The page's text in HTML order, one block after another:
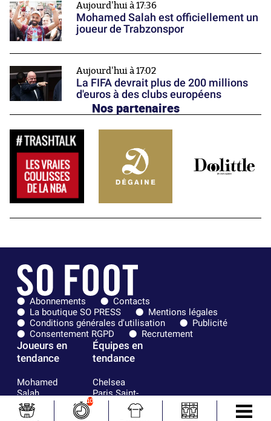
Aujourd'hui à 17:36
Mohamed Salah est officiellement un
joueur de Trabzonspor
Aujourd'hui à 17:02
La FIFA devrait plus de 200 millions
d'euros à des clubs européens
Nos partenaires
Abonnements
Contacts
La boutique SO PRESS
Mentions légales
Conditions générales d'utilisation
Publicité
Consentement RGPD
Recrutement
Joueurs en
tendance
Mohamed
Salah
Mykhailo
Mudryk
Équipes en
tendance
Chelsea
Paris Saint-
Germain
10